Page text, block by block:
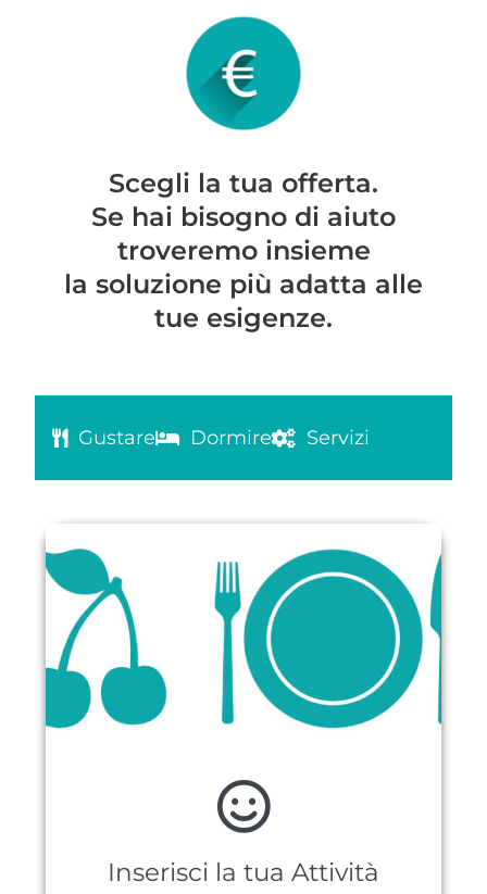
Scegli la tua offerta.
Se hai bisogno di aiuto
troveremo insieme
la soluzione più adatta alle
tue esigenze.
Gustare Dormire Servizi
Inserisci la tua Attività